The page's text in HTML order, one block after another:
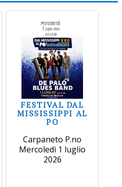
FESTIVAL DAL
MISSISSIPPI AL
PO
Carpaneto P.no
Mercoledì 1 luglio
2026